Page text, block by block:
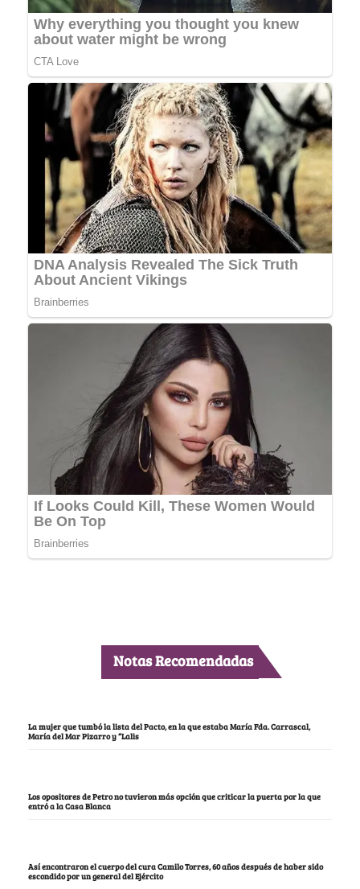
Notas Recomendadas
La mujer que tumbó la lista del Pacto, en la que estaba María Fda. Carrascal,
María del Mar Pizarro y “Lalis
Los opositores de Petro no tuvieron más opción que criticar la puerta por la que
entró a la Casa Blanca
Así encontraron el cuerpo del cura Camilo Torres, 60 años después de haber sido
escondido por un general del Ejército